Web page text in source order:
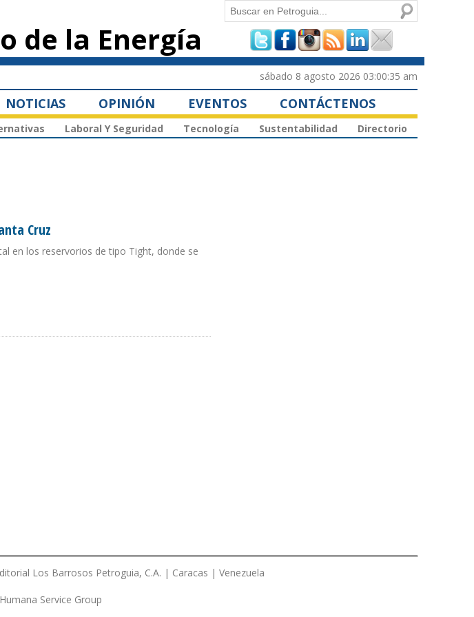
de la Energía
Formulario de
búsqueda
Buscar
sábado 8 agosto 2026 03:00:35 am
NOTICIAS OPINIÓN EVENTOS CONTÁCTENOS
Laboral Y Seguridad Tecnología Sustentabilidad Directorio
Cruz
en los reservorios de tipo Tight, donde se
Los Barrosos Petroguia, C.A. | Caracas | Venezuela
Service Group